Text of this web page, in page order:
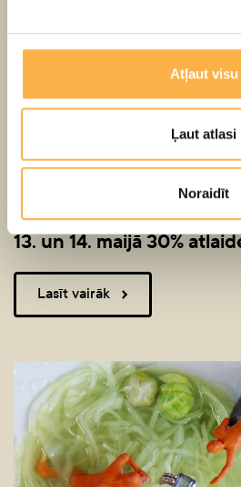
Atļaut visu
Ļaut atlasi
Noraidīt
13. un 14. maijā 30%
Lasīt vairāk